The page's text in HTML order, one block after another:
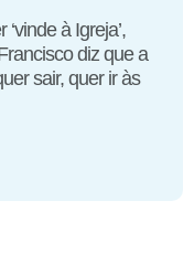
à Igreja’,
diz que a
sair, quer ir às